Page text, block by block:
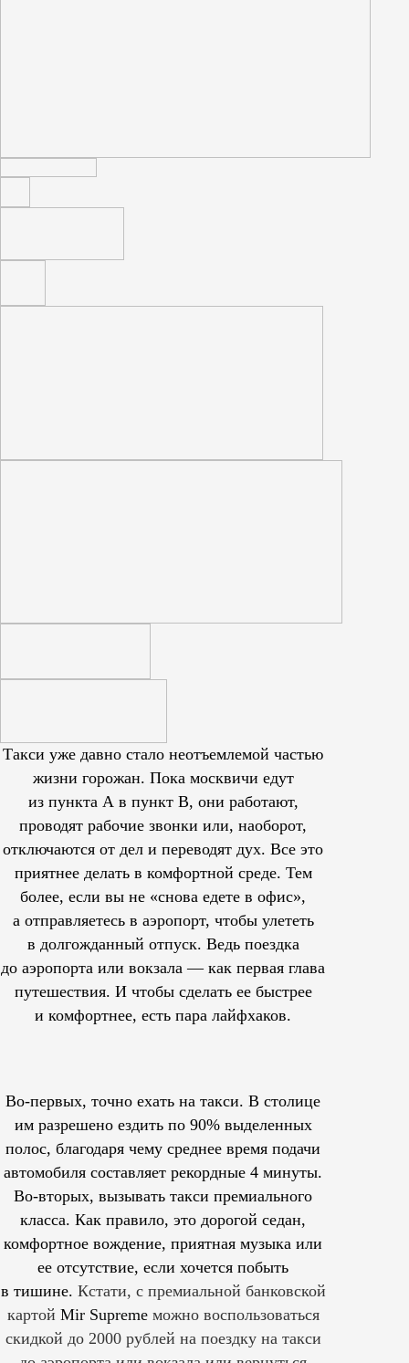
Такси уже давно стало неотъемлемой частью
жизни горожан. Пока москвичи едут
из пункта А в пункт В, они работают,
проводят рабочие звонки или, наоборот,
отключаются от дел и переводят дух. Все это
приятнее делать в комфортной среде. Тем
более, если вы не «снова едете в офис»,
а отправляетесь в аэропорт, чтобы улететь
в долгожданный отпуск. Ведь поездка
до аэропорта или вокзала — как первая глава
путешествия. И чтобы сделать ее быстрее
и комфортнее, есть пара лайфхаков.
Во-первых, точно ехать на такси. В столице
им разрешеноездить по 90% выделенных
полос, благодаря чему среднее время подачи
автомобиля составляет рекордные 4 минуты.
Во-вторых, вызывать такси премиального
класса. Как правило, это дорогой седан,
комфортное вождение, приятная музыка или
ее отсутствие, если хочется побыть
в тишине. Кстати, с премиальной банковской
картой Mir Supreme можно воспользоваться
скидкой до 2000 рублей на поездку на такси